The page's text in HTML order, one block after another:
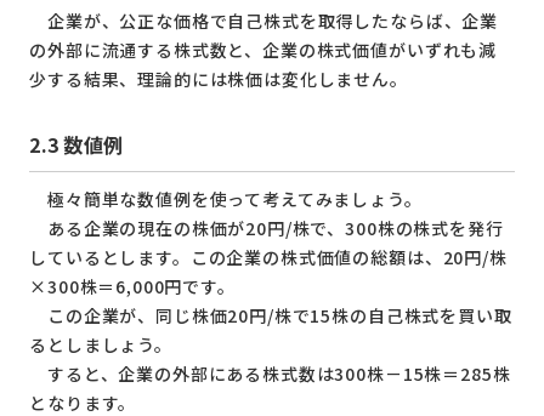
企業が、公正な価格で自己株式を取得したならば、企業
の外部に流通する株式数と、企業の株式価値がいずれも減
少する結果、理論的には株価は変化しません。
2.3数値例
極々簡単な数値例を使って考えてみましょう。
ある企業の現在の株価が20円/株で、300株の株式を発行
しているとします。この企業の株式価値の総額は、20円/株
×300株＝6,000円です。
この企業が、同じ株価20円/株で15株の自己株式を買い取
るとしましょう。
すると、企業の外部にある株式数は300株－15株＝285株
となります。